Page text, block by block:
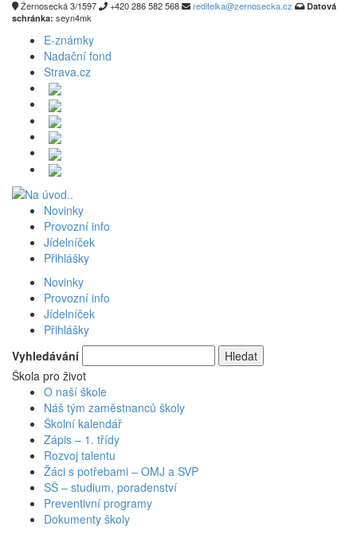
Žernosecká 3/1597 +420 286 582 568 reditelka@zernosecka.cz
Datová
schránka: seyn4mk
E-známky
Nadační fond
Strava.cz
Novinky
Provozní info
Jídelníček
Přihlášky
Novinky
Provozní info
Jídelníček
Přihlášky
Vyhledávání
Škola pro život
O naší škole
Náš tým zaměstnanců školy
Školní kalendář
Zápis – 1. třídy
Rozvoj talentu
Žáci s potřebami – OMJ a SVP
SŠ – studium, poradenství
Preventivní programy
Dokumenty školy